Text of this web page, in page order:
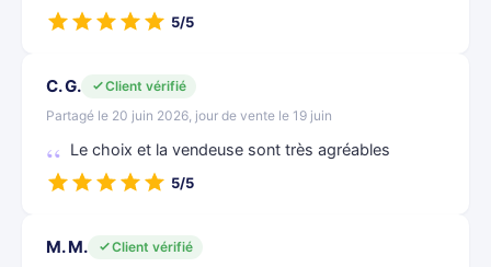
5/5
C. G.
Client vérifié
Partagé le 20 juin 2026, jour de vente le 19 juin
Le choix et la vendeuse sont très agréables
5/5
M. M.
Client vérifié